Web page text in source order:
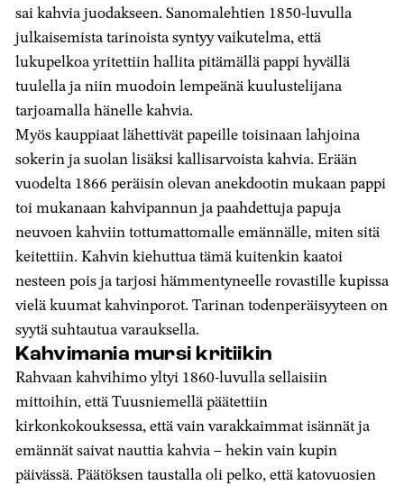
sai kahvia juodakseen. Sanomalehtien 1850-luvulla
julkaisemista tarinoista syntyy vaikutelma, että
lukupelkoa yritettiin hallita pitämällä pappi hyvällä
tuulella ja niin muodoin lempeänä kuulustelijana
tarjoamalla hänelle kahvia.
Myös kauppiaat lähettivät papeille toisinaan lahjoina
sokerin ja suolan lisäksi kallisarvoista kahvia. Erään
vuodelta 1866 peräisin olevan anekdootin mukaan pappi
toi mukanaan kahvipannun ja paahdettuja papuja
neuvoen kahviin tottumattomalle emännälle, miten sitä
keitettiin. Kahvin kiehuttua tämä kuitenkin kaatoi
nesteen pois ja tarjosi hämmentyneelle rovastille kupissa
vielä kuumat kahvinporot. Tarinan todenperäisyyteen on
syytä suhtautua varauksella.
Kahvimania mursi kritiikin
Rahvaan kahvihimo yltyi 1860-luvulla sellaisiin
mittoihin, että Tuusniemellä päätettiin
kirkonkokouksessa, että vain varakkaimmat isännät ja
emännät saivat nauttia kahvia – hekin vain kupin
päivässä. Päätöksen taustalla oli pelko, että katovuosien